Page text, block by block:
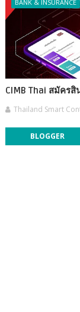
BANK & INSURANCE
CIMB Thai สมัคร
Thailand Smart
BLOGGER